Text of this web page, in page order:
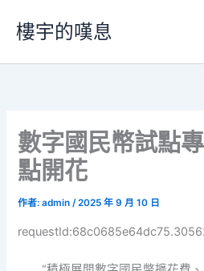
要
樓宇的嘆息
數字國民幣試點
點開花
作者:admin/2025 年 9 月 10 日